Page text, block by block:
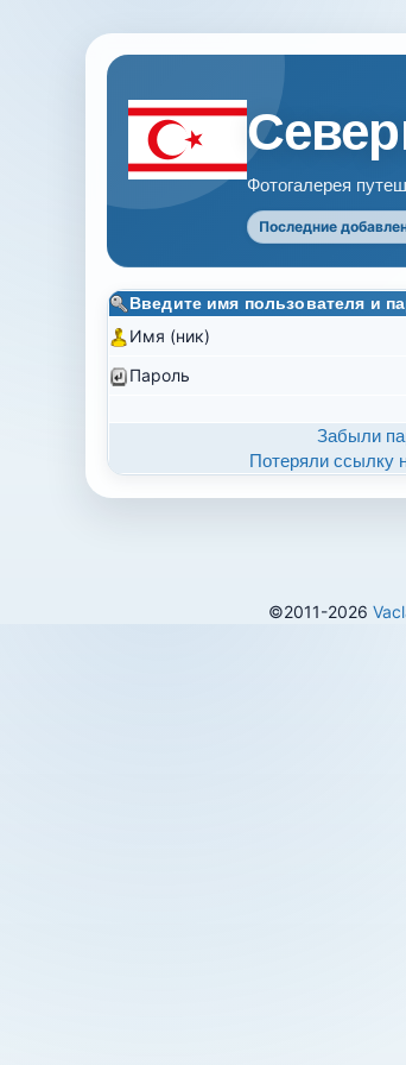
Фотогалерея
Последние
Введите имя пользователя и
Имя (ник)
Пароль
Забыли
Потеряли ссылку
©2011-2026